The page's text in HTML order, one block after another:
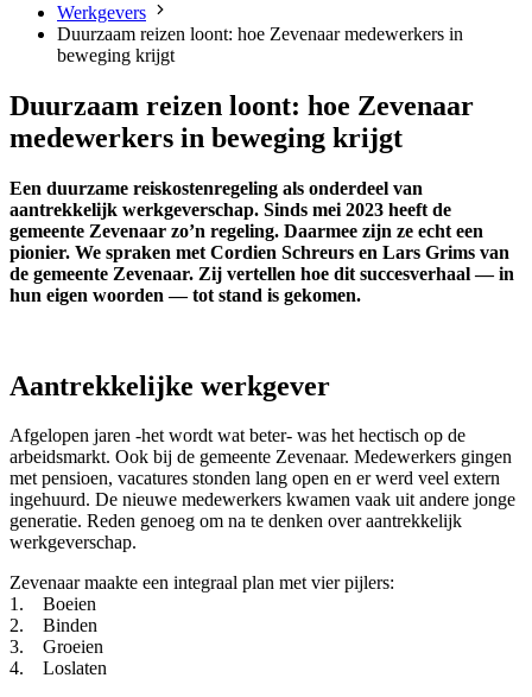
Werkgevers
Duurzaam reizen loont: hoe Zevenaar medewerkers in
beweging krijgt
Duurzaam reizen loont: hoe Zevenaar
medewerkers in beweging krijgt
Een duurzame reiskostenregeling als onderdeel van
aantrekkelijk werkgeverschap. Sinds mei 2023 heeft de
gemeente Zevenaar zo’n regeling. Daarmee zijn ze echt een
pionier. We spraken met Cordien Schreurs en Lars Grims van
de gemeente Zevenaar. Zij vertellen hoe dit succesverhaal — in
hun eigen woorden — tot stand is gekomen.
Aantrekkelijke werkgever
Afgelopen jaren -het wordt wat beter- was het hectisch op de
arbeidsmarkt. Ook bij de gemeente Zevenaar. Medewerkers gingen
met pensioen, vacatures stonden lang open en er werd veel extern
ingehuurd. De nieuwe medewerkers kwamen vaak uit andere jonge
generatie. Reden genoeg om na te denken over aantrekkelijk
werkgeverschap.
Zevenaar maakte een integraal plan met vier pijlers:
1. Boeien
2. Binden
3. Groeien
4. Loslaten